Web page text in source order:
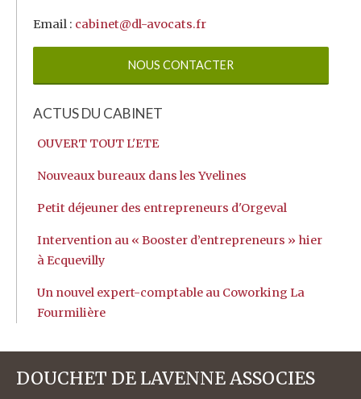
Email : cabinet@dl-avocats.fr
NOUS CONTACTER
ACTUS DU CABINET
OUVERT TOUT L'ETE
Nouveaux bureaux dans les Yvelines
Petit déjeuner des entrepreneurs d'Orgeval
Intervention au « Booster d’entrepreneurs » hier
à Ecquevilly
Un nouvel expert-comptable au Coworking La
Fourmilière
DOUCHET DE LAVENNE ASSOCIES